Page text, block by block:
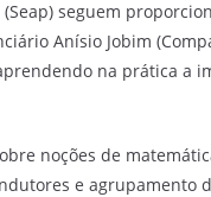
seguem
Anísio Jobim
na prática a
noções de
e agrupamento